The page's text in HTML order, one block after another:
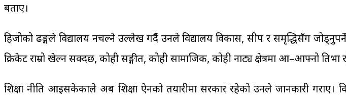
बताए।
हिजोको ढङ्गले विद्यालय नचल्ने उल्लेख गर्दै उनले विद्यालय विकास, सीप र समृद्धिसँग जोड्नुपर्ने
क्रिकेट राम्रो खेल्न सक्दछ, कोही सङ्गीत, कोही सामाजिक, कोही नाट्य क्षेत्रमा आ–आफ्नो प्रतिभा
शिक्षा नीति आइसकेकाले अब शिक्षा ऐनको तयारीमा सरकार रहेको उनले जानकारी गराए।